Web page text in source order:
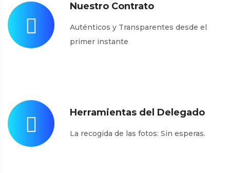
Nuestro Contrato
Auténticos y Transparentes desde el
primer instante
Herramientas del Delegado
La recogida de las fotos: Sin esperas.